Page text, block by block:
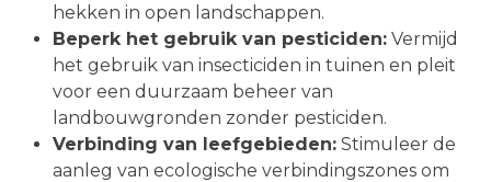
hekken in open landschappen.
Beperk het gebruik van pesticiden: Vermijd
het gebruik van insecticiden in tuinen en pleit
voor een duurzaam beheer van
landbouwgronden zonder pesticiden.
Verbinding van leefgebieden: Stimuleer de
aanleg van ecologische verbindingszones om